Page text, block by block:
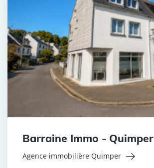
Barraine Immo - Quimper
Agence immobilière Quimper